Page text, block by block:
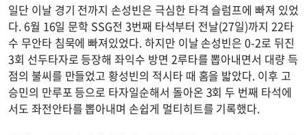
일단 이날 경기 전까지 손성빈은 극심한 타격 슬럼프에 빠져 있었
다. 6월 16일 문학 SSG전 3번째 타석부터 전날(27일)까지 22타
수 무안타 침묵에 빠져있었다. 하지만 이날 손성빈은 0-2로 뒤진
3회 선두타자로 등장해 좌익수 방면 2루타를 뽑아내면서 대량 득
점의 불씨를 만들었고 황성빈의 적시타 때 홈을 밟았다. 이후 고
승민의 만루포 등으로 타자일순해서 돌아온 3회 두 번째 타석에
서도 좌전안타를 뽑아내며 손쉽게 멀티히트를 기록했다.